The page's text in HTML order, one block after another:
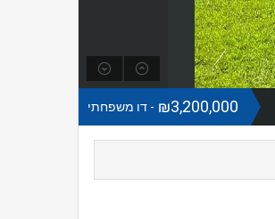
₪3,200,000 - דו משפחתי